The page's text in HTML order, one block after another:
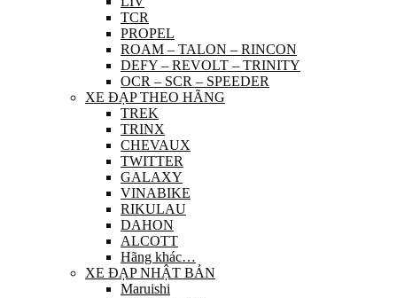
TCR
PROPEL
ROAM – TALON – RINCON
DEFY – REVOLT – TRINITY
OCR – SCR – SPEEDER
XE ĐẠP THEO HÃNG
TREK
TRINX
CHEVAUX
TWITTER
GALAXY
VINABIKE
RIKULAU
DAHON
ALCOTT
Hãng khác…
XE ĐẠP NHẬT BẢN
Maruishi